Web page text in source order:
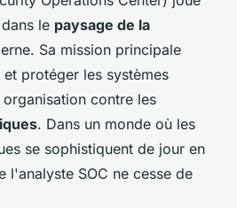
le paysage de la
Sa mission principale
protéger les systèmes
contre les
. Dans un monde où les
se sophistiquent de jour en
l'analyste SOC ne cesse de